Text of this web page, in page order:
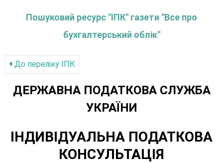
Пошуковий ресурс "ІПК" газети "Все про
бухгалтерський облік"
До переліку IПК
ДЕРЖАВНА ПОДАТКОВА СЛУЖБА
УКРАЇНИ
ІНДИВІДУАЛЬНА ПОДАТКОВА
КОНСУЛЬТАЦІЯ